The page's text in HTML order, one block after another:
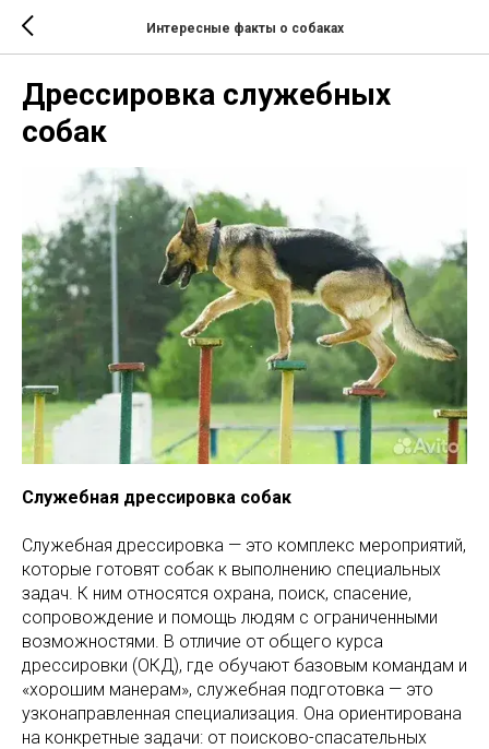
Интересные факты о собаках
Дрессировка служебных
собак
Служебная дрессировка собак
Служебная дрессировка — это комплекс мероприятий,
которые готовят собак к выполнению специальных
задач. К ним относятся охрана, поиск, спасение,
сопровождение и помощь людям с ограниченными
возможностями. В отличие от общего курса
дрессировки (ОКД), где обучают базовым командам и
«хорошим манерам», служебная подготовка — это
узконаправленная специализация. Она ориентирована
на конкретные задачи: от поисково-спасательных